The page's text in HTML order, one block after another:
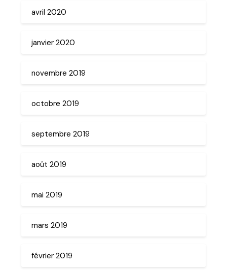
avril 2020
janvier 2020
novembre 2019
octobre 2019
septembre 2019
août 2019
mai 2019
mars 2019
février 2019